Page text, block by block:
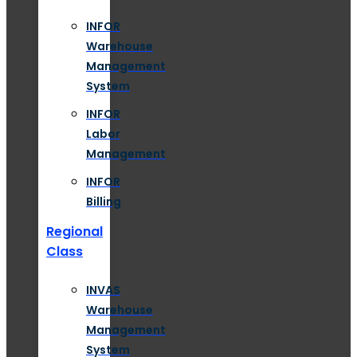
INFOR
Warehouse
Management
System
INFOR
Labor
Management
INFOR
Billing
Regional
Class
INVAS
Warehouse
Management
System